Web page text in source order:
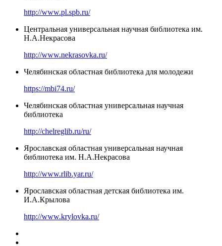
http://www.pl.spb.ru/
Центральная универсальная научная библиотека им.
Н.А.Некрасова
http://www.nekrasovka.ru/
Челябинская областная библиотека для молодежи
https://mbi74.ru/
Челябинская областная универсальная научная
библиотека
http://chelreglib.ru/ru/
Ярославская областная универсальная научная
библиотека им. Н.А.Некрасова
http://www.rlib.yar.ru/
Ярославская областная детская библиотека им.
И.А.Крылова
http://www.krylovka.ru/